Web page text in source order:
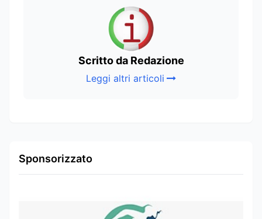
Scritto da Redazione
Leggi altri articoli
Sponsorizzato